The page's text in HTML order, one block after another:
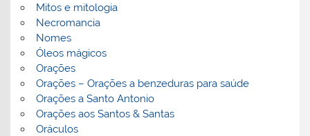
Mitos e mitologia
Necromancia
Nomes
Óleos mágicos
Orações
Orações – Orações a benzeduras para saúde
Orações a Santo Antonio
Orações aos Santos & Santas
Oráculos